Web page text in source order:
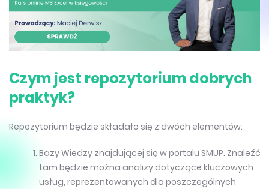
Czym jest repozytorium dobrych
praktyk?
Repozytorium będzie składało się z dwóch elementów:
Bazy Wiedzy znajdującej się w portalu SMUP. Znaleźć
tam będzie można analizy dotyczące kluczowych
usług, reprezentowanych dla poszczególnych